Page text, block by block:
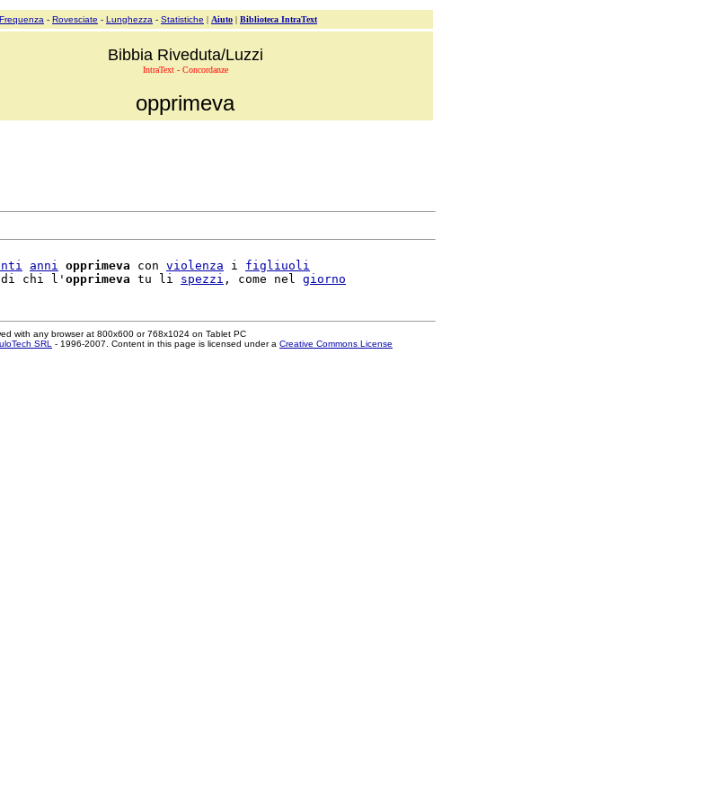
Frequenza - Rovesciate - Lunghezza - Statistiche | Aiuto | Biblioteca IntraText
Bibbia Riveduta/Luzzi
IntraText - Concordanze
opprimeva
anni opprimeva con violenza i figliuoli
di chi l' opprimeva tu li spezzi , come nel giorno
with any browser at 800x600 or 768x1024 on Tablet PC
SRL - 1996-2007. Content in this page is licensed under a Creative Commons License